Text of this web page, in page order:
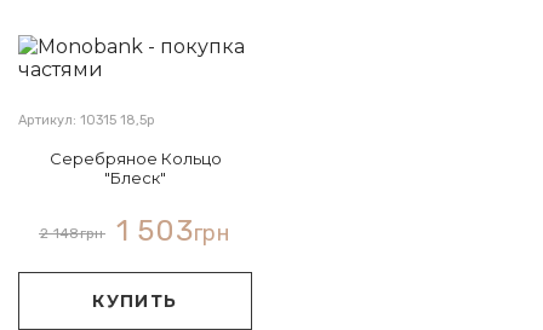
Артикул: 10315 18,5р
Серебряное Кольцо
"Блеск"
2 148грн 1 503грн
КУПИТЬ